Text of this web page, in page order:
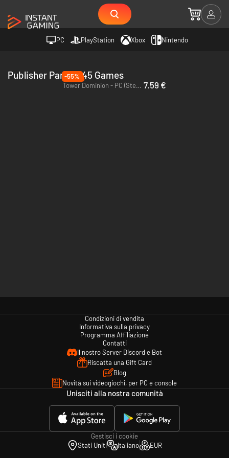
PC PlayStation Xbox Nintendo
Publisher Parallel 45 Games
-55%
Tower Dominion - PC (Steam) 7.59 €
Condizioni di vendita
Informativa sulla privacy
Programma Affiliazione
Contatti
Il nostro Server Discord e Bot
Riscatta una Gift Card
Blog
Novità sui videogiochi, per PC e console
Unisciti alla nostra comunità
Gestisci i cookie
Stati Uniti
Italiano EUR